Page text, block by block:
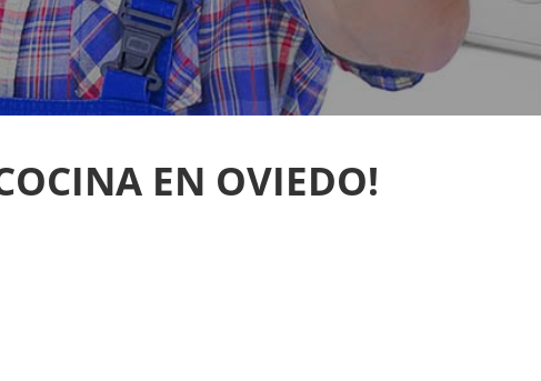
EN OVIEDO!